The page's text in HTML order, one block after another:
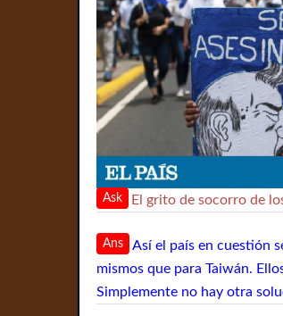
Ask El grito de socorro de
Ans
Así el país en cuestión
mismos que para Taiwán.
Simplemente no hay otra